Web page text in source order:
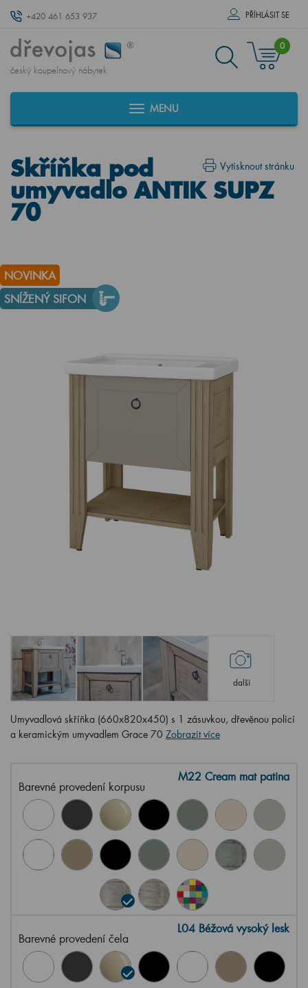
+420 461 653 937 PŘÍHLÁSIT SE
český koupelnový nábytek
0
MENU
Vytisknout stránku
Skříňka pod
umyvadlo ANTIK SUPZ
70
NOVINKA
SNÍŽENÝ SIFON
další
Umyvadlová skříňka (660x820x450) s 1 zásuvkou, dřevěnou policí
a keramickým umyvadlem Grace 70 Zobrazit více
Barevné provedení korpusu
M22 Cream mat patina
Barevné provedení čela
L04 Béžová vysoký lesk